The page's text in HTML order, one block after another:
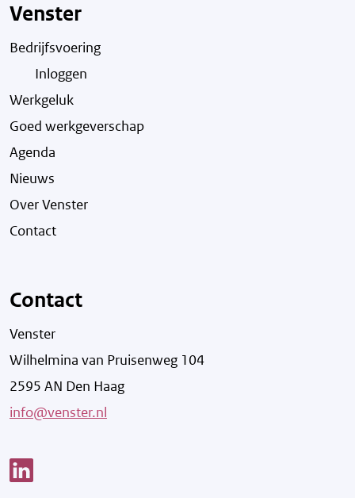
Venster
Bedrijfsvoering
Inloggen
Werkgeluk
Goed werkgeverschap
Agenda
Nieuws
Over Venster
Contact
Contact
Venster
Wilhelmina van Pruisenweg 104
2595 AN Den Haag
info@venster.nl